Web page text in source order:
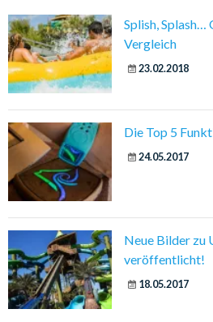
Splish, Splash…
Vergleich
23.02.2018
Die Top 5
24.05.2017
Neue Bilder zu
veröffentlicht!
18.05.2017